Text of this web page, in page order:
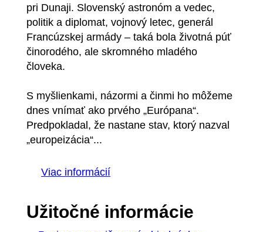
pri Dunaji. Slovenský astronóm a vedec,
politik a diplomat, vojnový letec, generál
Francúzskej armády – taká bola životná púť
činorodého, ale skromného mladého
človeka.
S myšlienkami, názormi a činmi ho môžeme
dnes vnímať ako prvého „Európana“.
Predpokladal, že nastane stav, ktorý nazval
„europeizácia“...
Viac informácií
Užitočné informácie